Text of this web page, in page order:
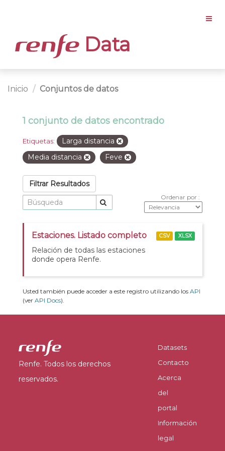
Data
Inicio Conjuntos de datos
1 conjunto de datos encontrado
Etiquetas:
Larga distancia
Media distancia
Feve
Filtrar Resultados
Ordenar por
Estaciones. Listado completo
Relación de todas las estaciones
donde opera Renfe.
CSV XLSX
Usted también puede acceder a este registro utilizando los API
(ver API Docs).
Renfe. Todos los derechos
reservados.
Datasets
Contacto
Acerca
del
portal
Información
legal